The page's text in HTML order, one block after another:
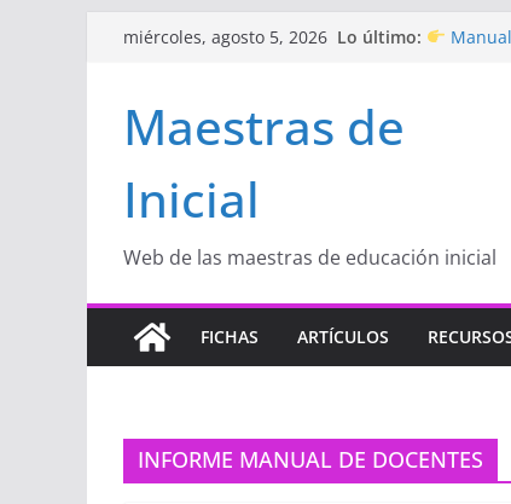
Saltarmiércoles, agosto 5, 2026 Lo último:
Inicial
Maestras de
Inicial
Web de las maestras de educación inicial
FICHAS ARTÍCULOS
INFORME MANUAL DE DOCENTES